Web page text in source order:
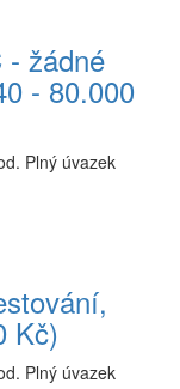
- žádné
- 80.000
Plný úvazek
Kč)
Plný úvazek